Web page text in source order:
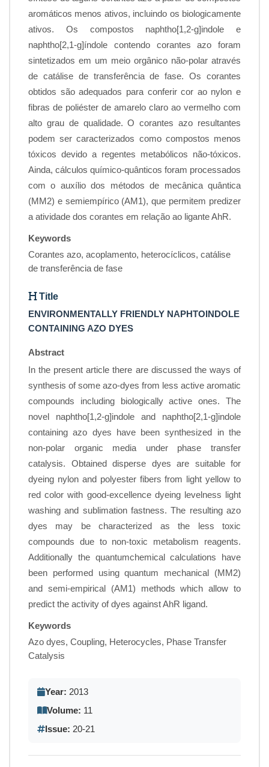
aromáticos menos ativos, incluindo os biologicamente
ativos. Os compostos naphtho[1,2-g]indole e
naphtho[2,1-g]índole contendo corantes azo foram
sintetizados em um meio orgânico não-polar através
de catálise de transferência de fase. Os corantes
obtidos são adequados para conferir cor ao nylon e
fibras de poliéster de amarelo claro ao vermelho com
alto grau de qualidade. O corantes azo resultantes
podem ser caracterizados como compostos menos
tóxicos devido a regentes metabólicos não-tóxicos.
Ainda, cálculos químico-quânticos foram processados
com o auxílio dos métodos de mecânica quântica
(MM2) e semiempírico (AM1), que permitem predizer
a atividade dos corantes em relação ao ligante AhR.
Keywords
Corantes azo, acoplamento, heterocíclicos, catálise
de transferência de fase
Title
ENVIRONMENTALLY FRIENDLY NAPHTOINDOLE
CONTAINING AZO DYES
Abstract
In the present article there are discussed the ways of
synthesis of some azo-dyes from less active aromatic
compounds including biologically active ones. The
novel naphtho[1,2-g]indole and naphtho[2,1-g]indole
containing azo dyes have been synthesized in the
non-polar organic media under phase transfer
catalysis. Obtained disperse dyes are suitable for
dyeing nylon and polyester fibers from light yellow to
red color with good-excellence dyeing levelness light
washing and sublimation fastness. The resulting azo
dyes may be characterized as the less toxic
compounds due to non-toxic metabolism reagents.
Additionally the quantumchemical calculations have
been performed using quantum mechanical (MM2)
and semi-empirical (AM1) methods which allow to
predict the activity of dyes against AhR ligand.
Keywords
Azo dyes, Coupling, Heterocycles, Phase Transfer
Catalysis
Year: 2013
Volume: 11
Issue: 20-21